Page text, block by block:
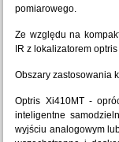
pomiarowego.
Ze względu na
IR z lokalizatorem
Obszary zastosowania
Optris Xi410MT -
inteligentne
wyjściu analogowym